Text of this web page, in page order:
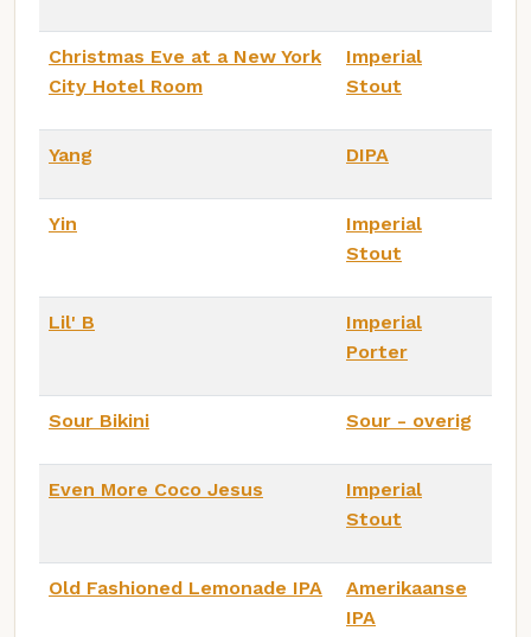
Christmas Eve at a New York
City Hotel Room
Imperial
Stout
Yang DIPA
Yin
Imperial
Stout
Lil' B
Imperial
Porter
Sour Bikini Sour - overig
Even More Coco Jesus
Imperial
Stout
Old Fashioned Lemonade IPA
Amerikaanse
IPA